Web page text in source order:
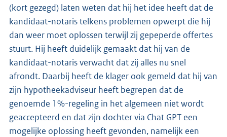
(kort gezegd) laten weten dat hij het idee heeft dat de
kandidaat-notaris telkens problemen opwerpt die hij
dan weer moet oplossen terwijl zij gepeperde offertes
stuurt. Hij heeft duidelijk gemaakt dat hij van de
kandidaat-notaris verwacht dat zij alles nu snel
afrondt. Daarbij heeft de klager ook gemeld dat hij van
zijn hypotheekadviseur heeft begrepen dat de
genoemde 1%-regeling in het algemeen niet wordt
geaccepteerd en dat zijn dochter via Chat GPT een
mogelijke oplossing heeft gevonden, namelijk een